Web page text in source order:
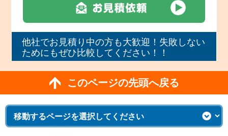
他社でお見積り中の方も大歓迎！失敗しない
ためにもぜひ比較してください！！
このページの先頭へ戻る